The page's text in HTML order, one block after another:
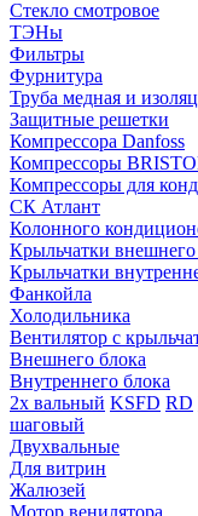
Стекло смотровое
ТЭНы
Фильтры
Фурнитура
Труба медная и
Защитные решетки
Компрессора Danfoss
Компрессоры
Компрессоры для
СК Атлант
Колонного
Крыльчатки внешнего
Крыльчатки
Фанкойла
Холодильника
Вентилятор с
Внешнего блока
Внутреннего блока
2х вальный KSFD RD
шаговый
Двухвальные
Для витрин
Жалюзей
Мотор венилятора